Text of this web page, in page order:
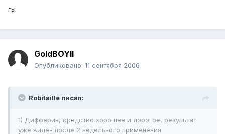
гы
GoldBOYII
Опубликовано: 11 сентября 2006
Robitaille писал:
1) Дифферин, средство хорошее и дорогое, результат
уже виден после 2 недельного применения